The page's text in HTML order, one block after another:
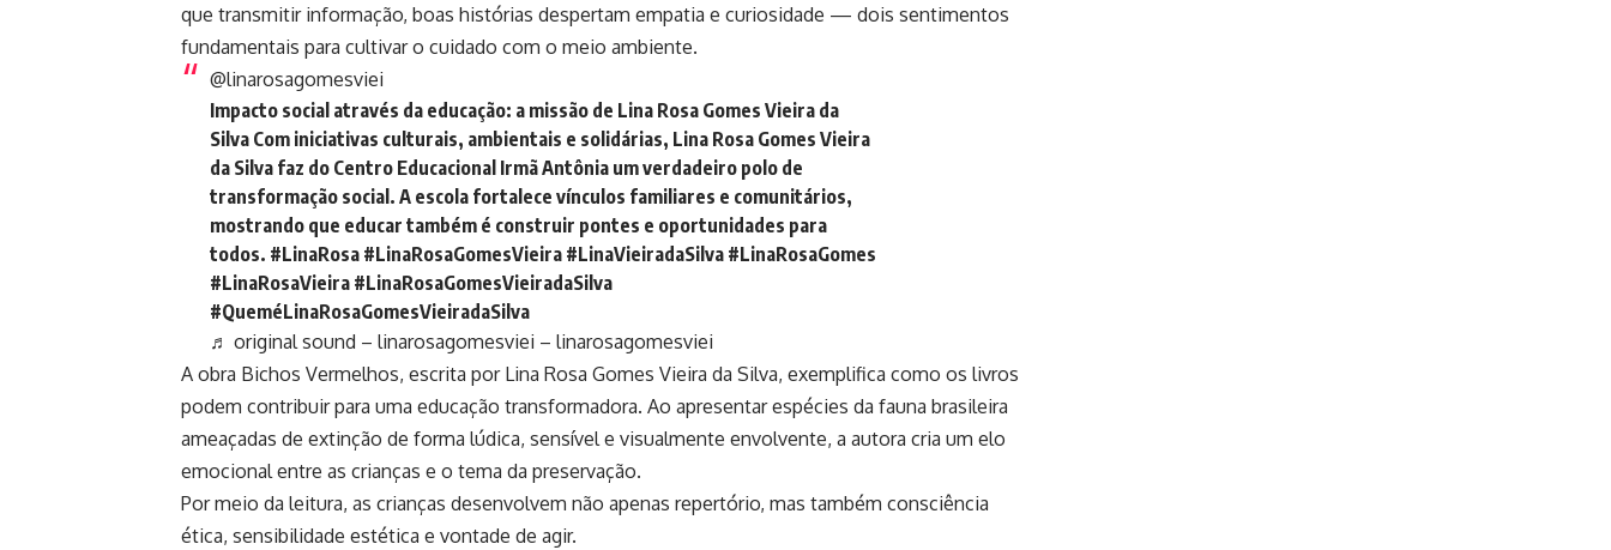
que transmitir informação, boas histórias despertam empatia e curiosidade — dois sentimentos
fundamentais para cultivar o cuidado com o meio ambiente.
@linarosagomesviei
Impacto social através da educação: a missão de Lina Rosa Gomes Vieira da
Silva Com iniciativas culturais, ambientais e solidárias, Lina Rosa Gomes Vieira
da Silva faz do Centro Educacional Irmã Antônia um verdadeiro polo de
transformação social. A escola fortalece vínculos familiares e comunitários,
mostrando que educar também é construir pontes e oportunidades para
todos. #LinaRosa #LinaRosaGomesVieira #LinaVieiradaSilva #LinaRosaGomes
#LinaRosaVieira #LinaRosaGomesVieiradaSilva
#QueméLinaRosaGomesVieiradaSilva
♬ original sound – linarosagomesviei – linarosagomesviei
A obra Bichos Vermelhos, escrita por Lina Rosa Gomes Vieira da Silva, exemplifica como os livros
podem contribuir para uma educação transformadora. Ao apresentar espécies da fauna brasileira
ameaçadas de extinção de forma lúdica, sensível e visualmente envolvente, a autora cria um elo
emocional entre as crianças e o tema da preservação.
Por meio da leitura, as crianças desenvolvem não apenas repertório, mas também consciência
ética, sensibilidade estética e vontade de agir.